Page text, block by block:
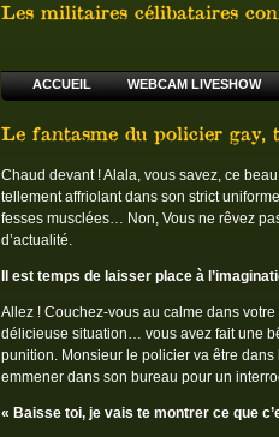
Les militaires célibataires
ACCUEIL WEBCAM LIVESHOW
Le fantasme du policier gay,
Chaud devant ! Alala, vous savez, ce
tellement affriolant dans son strict
fesses musclées… Non, Vous ne rêvez
d’actualité.
Il est temps de laisser place à
Allez ! Couchez-vous au calme dans
délicieuse situation… vous avez fait une
punition. Monsieur le policier va être
emmener dans son bureau pour un
« Baisse toi, je vais te montrer ce que